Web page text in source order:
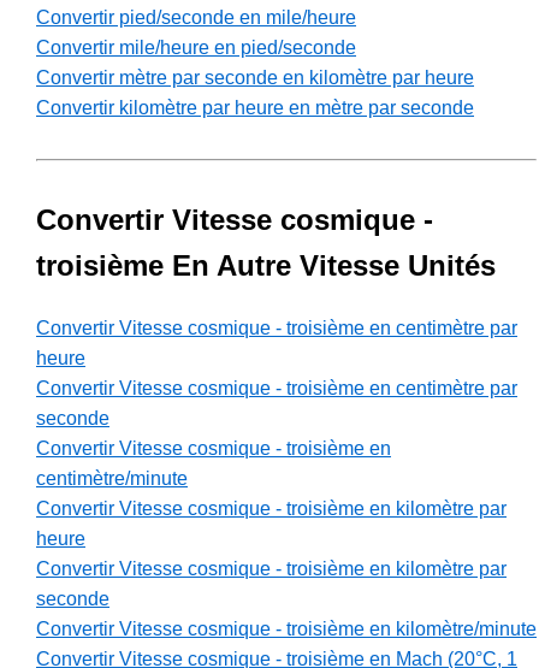
Convertir pied/seconde en mile/heure
Convertir mile/heure en pied/seconde
Convertir mètre par seconde en kilomètre par heure
Convertir kilomètre par heure en mètre par seconde
Convertir Vitesse cosmique -
troisième En Autre Vitesse Unités
Convertir Vitesse cosmique - troisième en centimètre par
heure
Convertir Vitesse cosmique - troisième en centimètre par
seconde
Convertir Vitesse cosmique - troisième en
centimètre/minute
Convertir Vitesse cosmique - troisième en kilomètre par
heure
Convertir Vitesse cosmique - troisième en kilomètre par
seconde
Convertir Vitesse cosmique - troisième en kilomètre/minute
Convertir Vitesse cosmique - troisième en Mach (20°C, 1